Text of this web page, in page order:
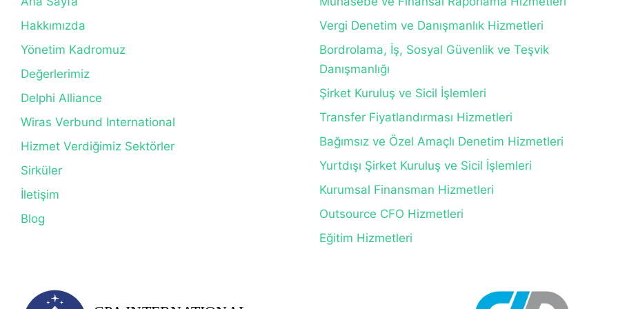
Hakkımızda
Yönetim Kadromuz
Değerlerimiz
Delphi Alliance
Wiras Verbund International
Hizmet Verdiğimiz Sektörler
Sirküler
İletişim
Blog
Vergi Denetim ve Danışmanlık Hizmetleri
Bordrolama, İş, Sosyal Güvenlik ve Teşvik
Danışmanlığı
Şirket Kuruluş ve Sicil İşlemleri
Transfer Fiyatlandırması Hizmetleri
Bağımsız ve Özel Amaçlı Denetim Hizmetleri
Yurtdışı Şirket Kuruluş ve Sicil İşlemleri
Kurumsal Finansman Hizmetleri
Outsource CFO Hizmetleri
Eğitim Hizmetleri